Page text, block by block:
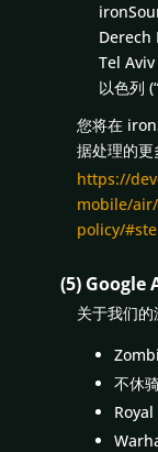
Derech
Tel
以色列
您将在
据处理的更
https://
mobile/
policy/
(5) Google
关于我们的
不休